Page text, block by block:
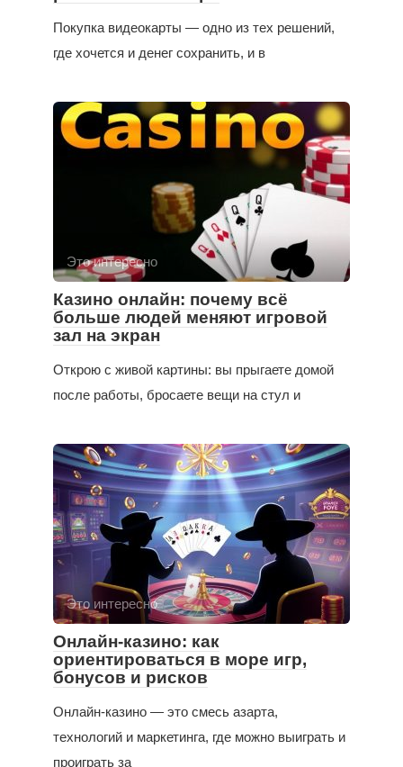
Покупка видеокарты — одно из тех решений,
где хочется и денег сохранить, и в
Это интересно
Казино онлайн: почему всё
больше людей меняют игровой
зал на экран
Открою с живой картины: вы прыгаете домой
после работы, бросаете вещи на стул и
Это интересно
Онлайн-казино: как
ориентироваться в море игр,
бонусов и рисков
Онлайн-казино — это смесь азарта,
технологий и маркетинга, где можно выиграть и
проиграть за